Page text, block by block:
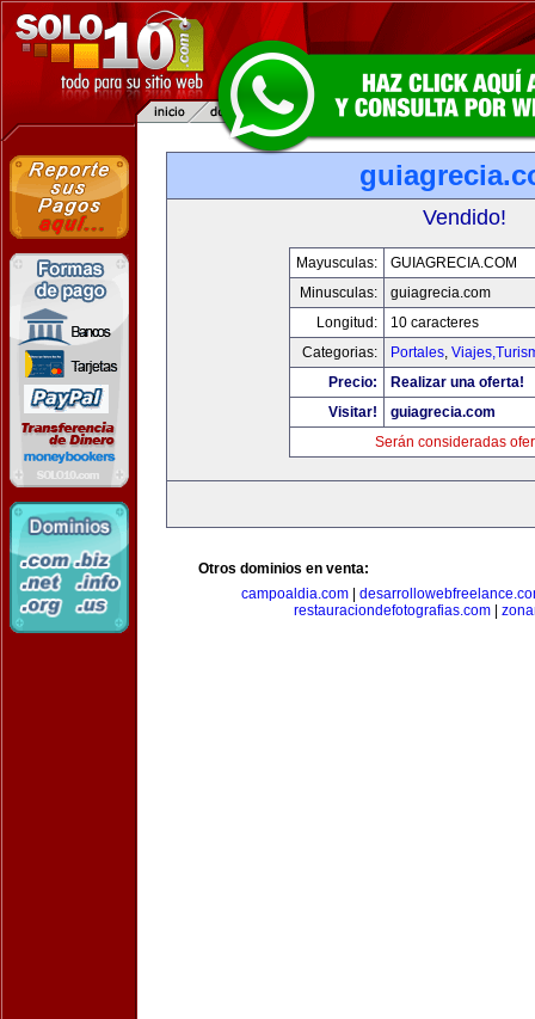
Vendido!
Mayusculas:
GUIAGRECIA.COM
Minusculas:
guiagrecia.com
Longitud:
10 caracteres
Categorias:
Portales,
Precio:
Realizar una oferta!
Visitar!
guiagrecia.com
Serán consideradas
Otros dominios en venta:
campoaldia.com
restauraciondefotografias.com|